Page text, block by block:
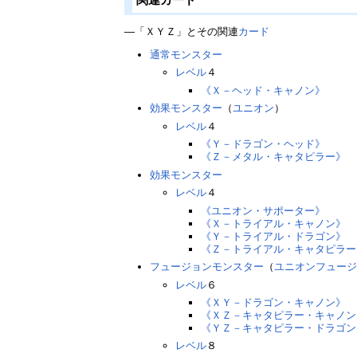
―「ＸＹＺ」とその関連カード
通常モンスター
レベル ４
《Ｘ－ヘッド・キャノン》
効果モンスター （ユニオン ）
レベル ４
《Ｙ－ドラゴン・ヘッド》
《Ｚ－メタル・キャタピラー》
効果モンスター
レベル ４
《ユニオン・サポーター》
《Ｘ－トライアル・キャノン》
《Ｙ－トライアル・ドラゴン》
《Ｚ－トライアル・キャタピラー
フュージョンモンスター （ユニオンフュー
レベル ６
《ＸＹ－ドラゴン・キャノン》
《ＸＺ－キャタピラー・キャノン
《ＹＺ－キャタピラー・ドラゴン
レベル ８